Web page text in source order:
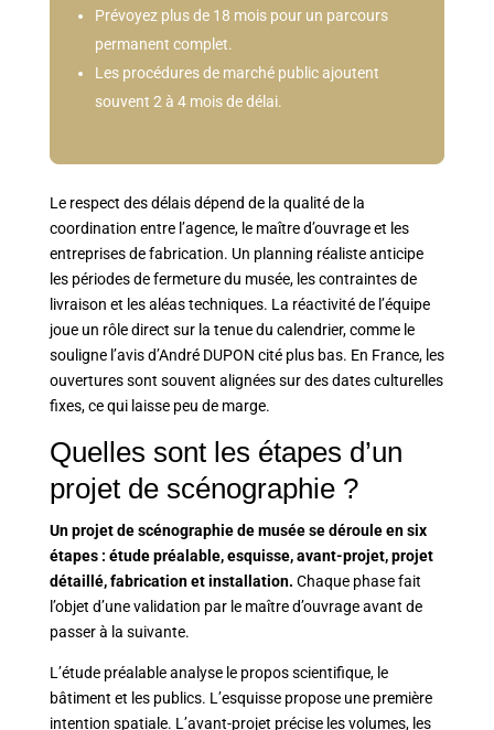
Prévoyez plus de 18 mois pour un parcours
permanent complet.
Les procédures de marché public ajoutent
souvent 2 à 4 mois de délai.
Le respect des délais dépend de la qualité de la
coordination entre l’agence, le maître d’ouvrage et les
entreprises de fabrication. Un planning réaliste anticipe
les périodes de fermeture du musée, les contraintes de
livraison et les aléas techniques. La réactivité de l’équipe
joue un rôle direct sur la tenue du calendrier, comme le
souligne l’avis d’André DUPON cité plus bas. En France, les
ouvertures sont souvent alignées sur des dates culturelles
fixes, ce qui laisse peu de marge.
Quelles sont les étapes d’un
projet de scénographie ?
Un projet de scénographie de musée se déroule en six
étapes : étude préalable, esquisse, avant-projet, projet
détaillé, fabrication et installation. Chaque phase fait
l’objet d’une validation par le maître d’ouvrage avant de
passer à la suivante.
L’étude préalable analyse le propos scientifique, le
bâtiment et les publics. L’esquisse propose une première
intention spatiale. L’avant-projet précise les volumes, les